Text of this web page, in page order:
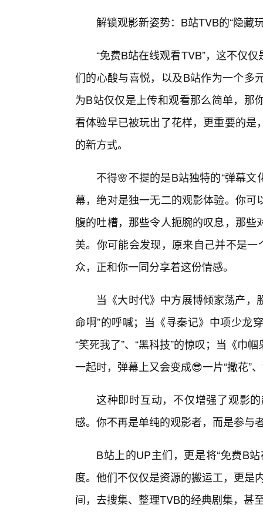
解锁观影新姿势：B站TVB的“隐藏
“免费B站在线观看TVB”，这不仅
们的心酸与喜悦，以及B站作为一个多
为B站仅仅是上传和观看那么简单，那
看体验早已被玩出了花样，更重要的
的新方式。
不得🌸不提的是B站独特的“弹幕
幕，绝对是独一无二的观影体验。你
腹的吐槽，那些令人扼腕的叹息，那
美。你可能会发现，原来自己并不是
众，正和你一同分享着这份情感。
当《大时代》中方展博倾家荡产，
命啊”的呼喊；当《寻秦记》中项少龙
“笑死我了”、“黑科技”的惊叹；当《巾
一起时，弹幕上又会变成😎一片“撒花”
这种即时互动，不仅增强了观影
感。你不再是单纯的观影者，而是参与
B站上的UP主们，更是将“免费B
度。他们不仅仅是资源的搬运工，更是
间，去搜集、整理TVB的经典剧集，甚